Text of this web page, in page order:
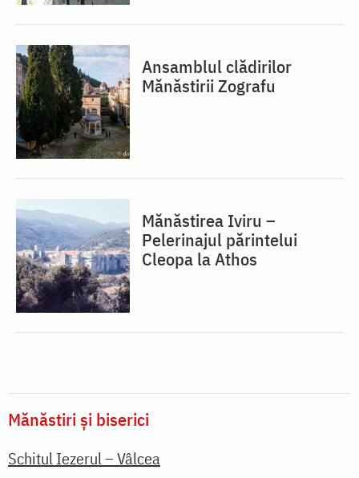
Ansamblul clădirilor
Mănăstirii Zografu
Mănăstirea Iviru –
Pelerinajul părintelui
Cleopa la Athos
Mănăstiri și biserici
Schitul Iezerul – Vâlcea